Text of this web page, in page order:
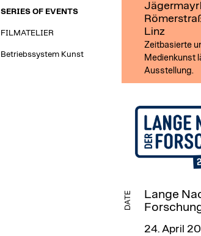
SERIES OF EVENTS
FILMATELIER
Betriebssystem Kunst
Linz
Zeitbasierte
Medienkunst
Ausstellung.
DATE
Lange
24. April